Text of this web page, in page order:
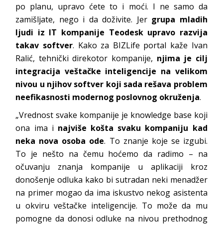
po planu, upravo ćete to i moći. I ne samo da
zamišljate, nego i da doživite. Jer grupa mladih
ljudi iz IT kompanije Teodesk upravo razvija
takav softver. Kako za BIZLife portal kaže Ivan
Ralić, tehnički direkotor kompanije, njima je cilj
integracija veštačke inteligencije na velikom
nivou u njihov softver koji sada rešava problem
neefikasnosti modernog poslovnog okruženja.
„Vrednost svake kompanije je knowledge base koji
ona ima i najviše košta svaku kompaniju kad
neka nova osoba ode. To znanje koje se izgubi.
To je nešto na čemu hoćemo da radimo – na
očuvanju znanja kompanije u aplikaciji kroz
donošenje odluka kako bi sutradan neki menadžer
na primer mogao da ima iskustvo nekog asistenta
u okviru veštačke inteligencije. To može da mu
pomogne da donosi odluke na nivou prethodnog